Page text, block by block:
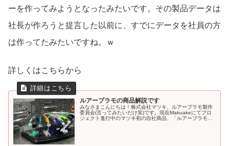
ーを作ってみようとなったみたいです。その製品データは
社長が作ろうと提言した以前に、すでにデータを社員の方
は作ってたみたいですね。ｗ
詳しくはこちらから
ルアープラモの商品解説です
みなさまこんにちは！株式会社マツキ、ルアープラモ製作
委員会(言ってみたいだけ笑)です。現在Makuakeにてプロ
ジェクト進行中のマツキ初の自社商品、「ルアープラモ」